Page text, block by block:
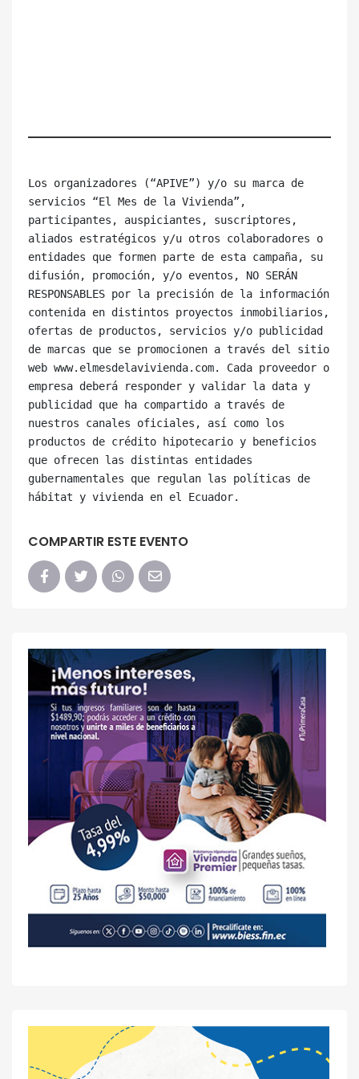
Los organizadores (“APIVE”) y/o su marca de
servicios “El Mes de la Vivienda”,
participantes, auspiciantes, suscriptores,
aliados estratégicos y/u otros colaboradores o
entidades que formen parte de esta campaña, su
difusión, promoción, y/o eventos, NO SERÁN
RESPONSABLES por la precisión de la información
contenida en distintos proyectos inmobiliarios,
ofertas de productos, servicios y/o publicidad
de marcas que se promocionen a través del sitio
web www.elmesdelavivienda.com. Cada proveedor o
empresa deberá responder y validar la data y
publicidad que ha compartido a través de
nuestros canales oficiales, así como los
productos de crédito hipotecario y beneficios
que ofrecen las distintas entidades
gubernamentales que regulan las políticas de
COMPARTIR ESTE EVENTO